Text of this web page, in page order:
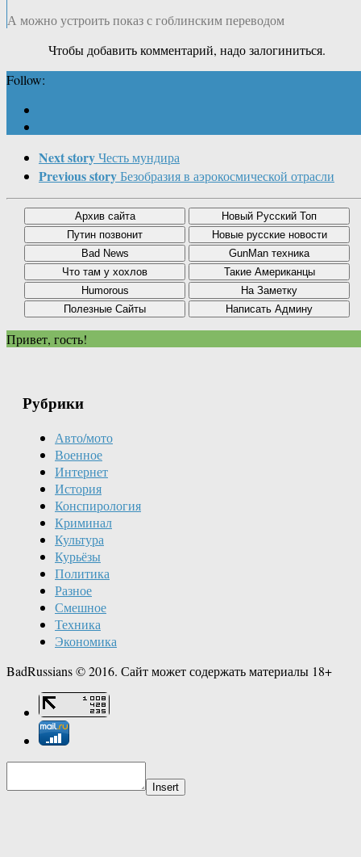
А можно устроить показ с гоблинским переводом
Чтобы добавить комментарий, надо залогиниться.
Follow:
Next storyЧесть мундира
Previous storyБезобразия в аэрокосмической отрасли
Привет, гость!
Рубрики
Авто/мото
Военное
Интернет
История
Конспирология
Криминал
Культура
Курьёзы
Политика
Разное
Смешное
Техника
Экономика
BadRussians © 2016. Сайт может содержать материалы 18+
Insert